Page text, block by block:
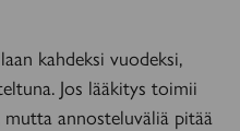
kahdeksi vuodeksi,
Jos lääkitys toimii
annosteluväliä pitää